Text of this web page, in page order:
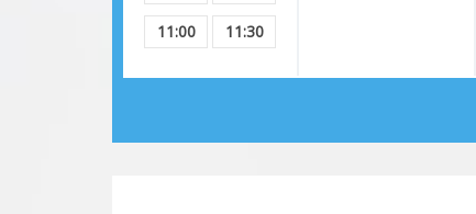
11:00 11:30